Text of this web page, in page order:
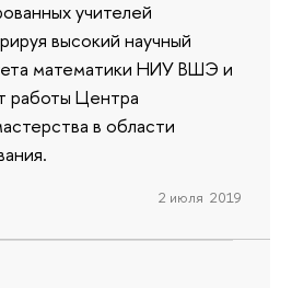
учителей
высокий научный
математики НИУ ВШЭ и
работы Центра
в области
2 июля 2019